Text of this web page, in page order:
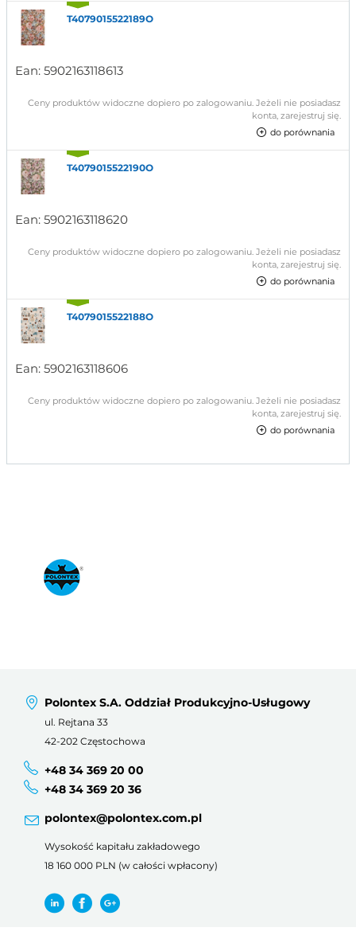
T4079015522189O
Ean: 5902163118613
Ceny produktów widoczne dopiero po zalogowaniu. Jeżeli nie posiadasz
konta, zarejestruj się.
do porównania
T4079015522190O
Ean: 5902163118620
Ceny produktów widoczne dopiero po zalogowaniu. Jeżeli nie posiadasz
konta, zarejestruj się.
do porównania
T4079015522188O
Ean: 5902163118606
Ceny produktów widoczne dopiero po zalogowaniu. Jeżeli nie posiadasz
konta, zarejestruj się.
do porównania
Polontex S.A. Oddział Produkcyjno-Usługowy
ul. Rejtana 33
42-202 Częstochowa
+48 34 369 20 00
+48 34 369 20 36
polontex@polontex.com.pl
Wysokość kapitału zakładowego
18 160 000 PLN (w całości wpłacony)